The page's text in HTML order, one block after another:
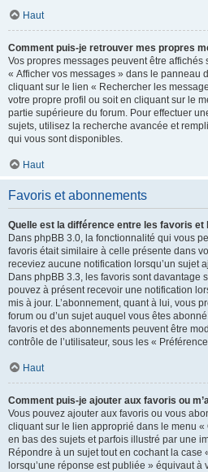
Haut
Comment puis-je retrouver mes propres
Vos propres messages peuvent être affichés
« Afficher vos messages » dans le panneau
cliquant sur le lien « Rechercher les
votre propre profil ou soit en cliquant sur le
partie supérieure du forum. Pour effectuer
sujets, utilisez la recherche avancée et
qui vous sont disponibles.
Haut
Favoris et abonnements
Quelle est la différence entre les favoris et
Dans phpBB 3.0, la fonctionnalité qui vous
favoris était similaire à celle présente dans
receviez aucune notification lorsqu’un sujet
Dans phpBB 3.3, les favoris sont davantage
pouvez à présent recevoir une notification
mis à jour. L’abonnement, quant à lui, vous
forum ou d’un sujet auquel vous êtes
favoris et des abonnements peuvent être
contrôle de l’utilisateur, sous les «
Haut
Comment puis-je ajouter aux favoris ou
Vous pouvez ajouter aux favoris ou vous
cliquant sur le lien approprié dans le menu
en bas des sujets et parfois illustré par une
Répondre à un sujet tout en cochant la case
lorsqu’une réponse est publiée » équivaut à